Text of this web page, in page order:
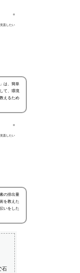
直したい
は、簡単
て、環境
えるため
直したい
の排出量
を教えた
いをした
石